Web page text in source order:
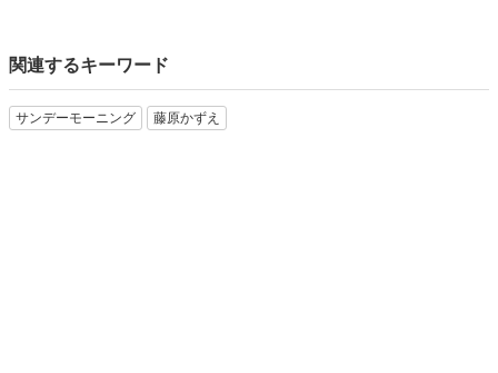
関連するキーワード
サンデーモーニング 藤原かずえ